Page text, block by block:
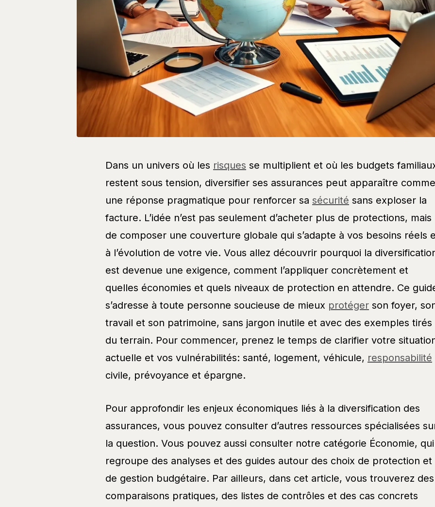
Dans un univers où les risques se multiplient et où les budgets
restent sous tension, diversifier ses assurances peut apparaître comme
une réponse pragmatique pour renforcer sa sécurité sans exploser la
facture. L’idée n’est pas seulement d’acheter plus de protections, mais
de composer une couverture globale qui s’adapte à vos besoins réels
à l’évolution de votre vie. Vous allez découvrir pourquoi la
est devenue une exigence, comment l’appliquer concrètement et
quelles économies et quels niveaux de protection en attendre. Ce
s’adresse à toute personne soucieuse de mieux protéger son foyer,
travail et son patrimoine, sans jargon inutile et avec des exemples tirés
du terrain. Pour commencer, prenez le temps de clarifier votre
actuelle et vos vulnérabilités: santé, logement, véhicule, responsabilité
civile, prévoyance et épargne.
Pour approfondir les enjeux économiques liés à la diversification des
assurances, vous pouvez consulter d’autres ressources spécialisées
la question. Vous pouvez aussi consulter notre catégorie Économie, qui
regroupe des analyses et des guides autour des choix de protection et
de gestion budgétaire. Par ailleurs, dans cet article, vous trouverez des
comparaisons pratiques, des listes de contrôles et des cas concrets